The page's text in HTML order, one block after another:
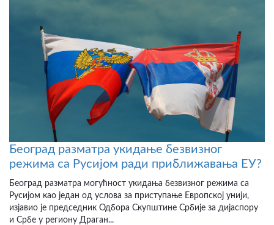
Београд разматра укидање безвизног
режима са Русијом ради приближавања ЕУ?
Београд разматра могућност укидања безвизног режима са
Русијом као један од услова за приступање Европској унији,
изјавио је председник Одбора Скупштине Србије за дијаспору
и Србе у региону Драган...